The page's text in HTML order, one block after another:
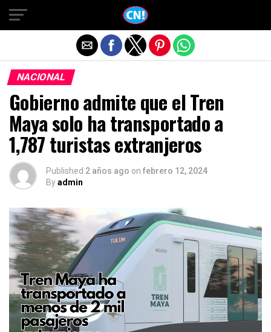
NACIONAL
Gobierno admite que el Tren
Maya solo ha transportado a
1,787 turistas extranjeros
Published 2 años ago on febrero 12, 2024
Byadmin
Salir de la versión móvil